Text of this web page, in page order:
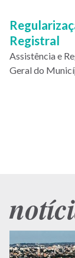
Registral
Assistência e
Geral do